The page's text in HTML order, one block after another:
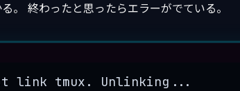
。 終わったと思ったらエラーがでている。
link tmux.
Unlinking...